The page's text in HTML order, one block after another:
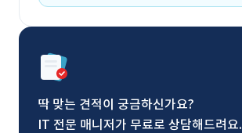
딱 맞는 견적이 궁금하신가요?
IT 전문 매니저가 무료로 상담해드려요.